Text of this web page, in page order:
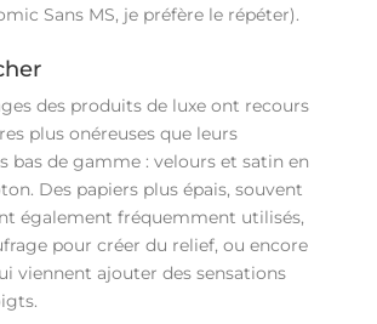
Sans MS, je préfère le répéter).
des produits de luxe ont recours
plus onéreuses que leurs
bas de gamme : velours et satin en
Des papiers plus épais, souvent
également fréquemment utilisés,
pour créer du relief, ou encore
viennent ajouter des sensations